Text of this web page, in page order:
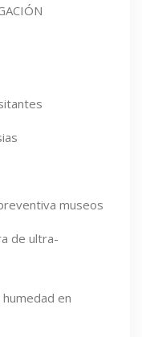
museos
de ultra-
en